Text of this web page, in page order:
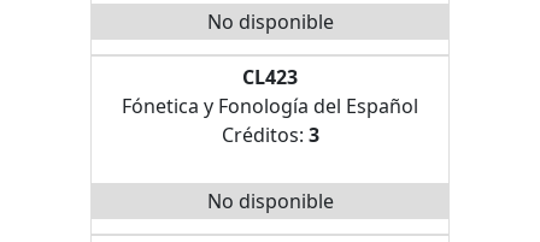
No disponible
CL423
Fónetica y Fonología del Español
Créditos: 3
No disponible